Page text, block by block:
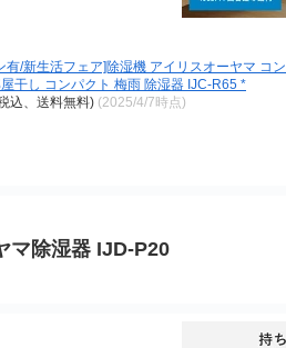
有/新生活フェア]除湿機 アイリスオーヤマ コ
干し コンパクト 梅雨 除湿器 IJC-R65 *
込、送料無料) (2025/4/7時点)
マ除湿器 IJD-P20